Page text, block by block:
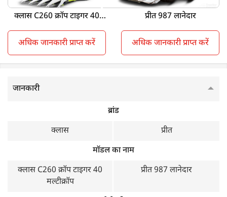
मुख्य विशेषताएं
मल्टीक्रॉप
क्रॉप
इंजन एचपी
76 HP
101 HP
केबिन सनशेड
Sunshade
Sunshade
क्लास C260 क्रॉप टाइगर 40
मल्टीक्रॉप
अधिक जानकारी प्राप्त करें
प्रीत 987 लानेदार
अधिक जानकारी प्राप्त करें
जानकारी
ब्रांड
क्लास
प्रीत
मॉडल का नाम
क्लास C260 क्रॉप टाइगर 40
मल्टीक्रॉप
प्रीत 987 लानेदार